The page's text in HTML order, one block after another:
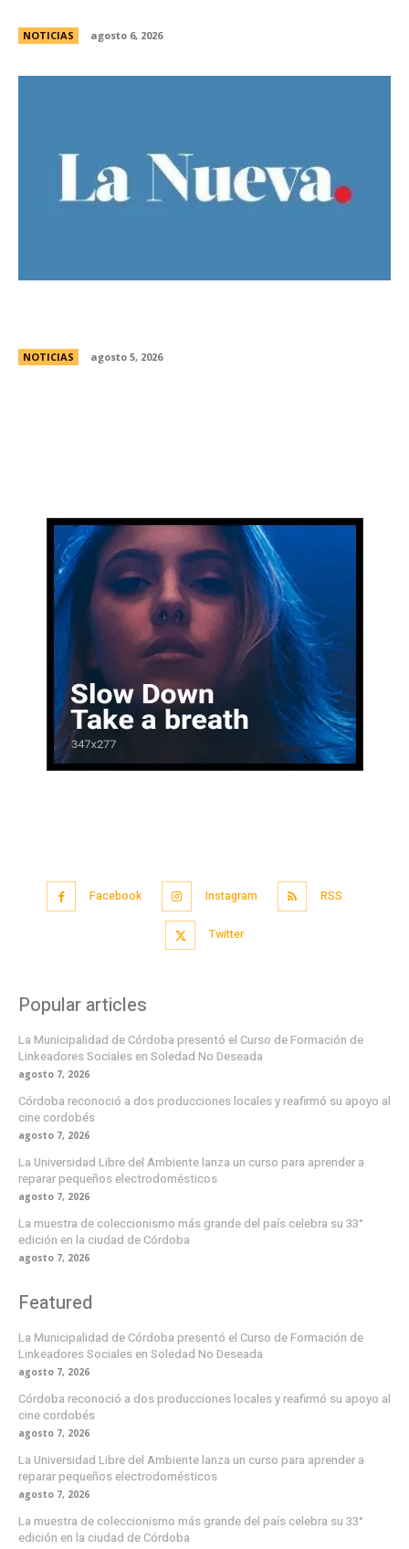
NOTICIAS agosto 6, 2026
NOTICIAS agosto 5, 2026
Facebook Instagram RSS
Twitter
Popular articles
La Municipalidad de Córdoba presentó el Curso de Formación de
Linkeadores Sociales en Soledad No Deseada
agosto 7, 2026
Córdoba reconoció a dos producciones locales y reafirmó su apoyo al
cine cordobés
agosto 7, 2026
La Universidad Libre del Ambiente lanza un curso para aprender a
reparar pequeños electrodomésticos
agosto 7, 2026
La muestra de coleccionismo más grande del país celebra su 33°
edición en la ciudad de Córdoba
agosto 7, 2026
Featured
La Municipalidad de Córdoba presentó el Curso de Formación de
Linkeadores Sociales en Soledad No Deseada
agosto 7, 2026
Córdoba reconoció a dos producciones locales y reafirmó su apoyo al
cine cordobés
agosto 7, 2026
La Universidad Libre del Ambiente lanza un curso para aprender a
reparar pequeños electrodomésticos
agosto 7, 2026
La muestra de coleccionismo más grande del país celebra su 33°
edición en la ciudad de Córdoba